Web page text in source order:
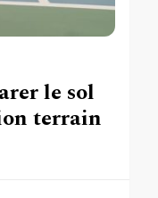
le sol
terrain